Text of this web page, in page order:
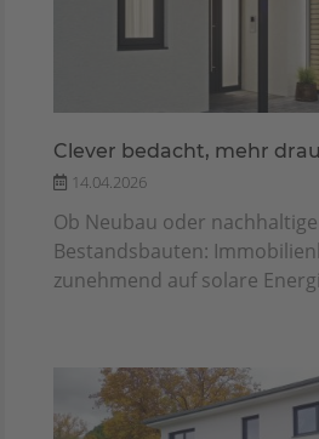
Clever bedacht, mehr
14.04.2026
Ob Neubau oder
Bestandsbauten:
zunehmend auf solare